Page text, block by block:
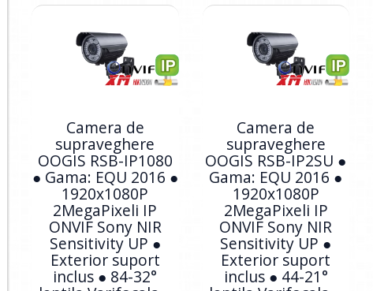
Camera de
supraveghere
OOGIS RSB-IP1080
● Gama: EQU 2016 ●
1920x1080P
2MegaPixeli IP
ONVIF Sony NIR
Sensitivity UP ●
Exterior suport
inclus ● 84-32°
Camera de
supraveghere
OOGIS RSB-IP2SU ●
Gama: EQU 2016 ●
1920x1080P
2MegaPixeli IP
ONVIF Sony NIR
Sensitivity UP ●
Exterior suport
inclus ● 44-21°